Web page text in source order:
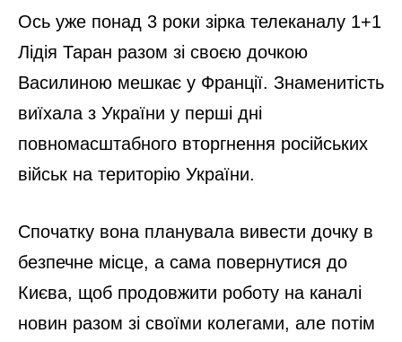
Ось уже понад 3 роки зірка телеканалу 1+1
Лідія Таран разом зі своєю дочкою
Василиною мешкає у Франції. Знаменитість
виїхала з України у перші дні
повномасштабного вторгнення російських
військ на територію України.
Спочатку вона планувала вивести дочку в
безпечне місце, а сама повернутися до
Києва, щоб продовжити роботу на каналі
новин разом зі своїми колегами, але потім